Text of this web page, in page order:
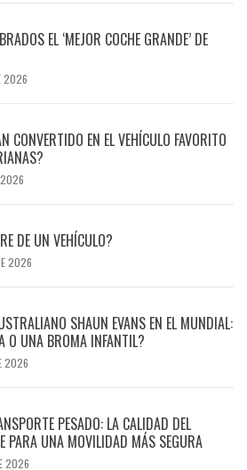
EL ‘MEJOR COCHE GRANDE’ DE
2026
CONVERTIDO EN EL VEHÍCULO FAVORITO
2026
DE UN VEHÍCULO?
2026
SHAUN EVANS EN EL MUNDIAL:
O UNA BROMA INFANTIL?
2026
PESADO: LA CALIDAD DEL
PARA UNA MOVILIDAD MÁS SEGURA
2026